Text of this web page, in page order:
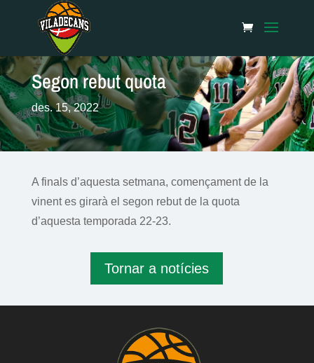
Segon rebut quota
des. 15, 2022
A finals d’aquesta setmana, començament de la
vinent es girarà el segon rebut de la quota
d’aquesta temporada 22-23.
Tornar a notícies